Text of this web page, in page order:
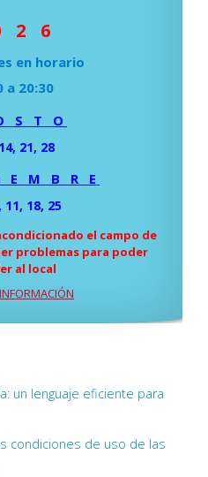
2 6
en horario
a 20:30
S T O
21, 28
E M B R E
11, 18, 25
el campo de
problemas para poder
al local
un lenguaje eficiente para
condiciones de uso de las